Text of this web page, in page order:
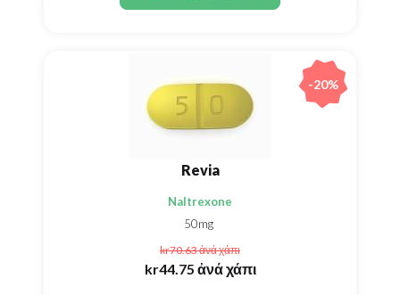
Revia
Naltrexone
50mg
kr70.63ἀνά χάπι
kr44.75 ἀνά χάπι
-20%